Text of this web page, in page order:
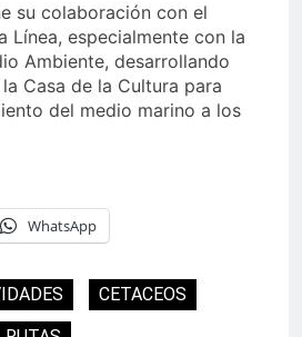
su colaboración con el
Línea, especialmente con la
Ambiente, desarrollando
Casa de la Cultura para
del medio marino a los
WhatsApp
CETACEOS